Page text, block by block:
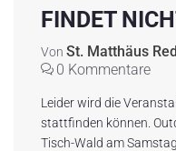
FINDET
Von St. Matthäus
0 Kommentare
Leider wird die
stattfinden können.
Tisch-Wald am